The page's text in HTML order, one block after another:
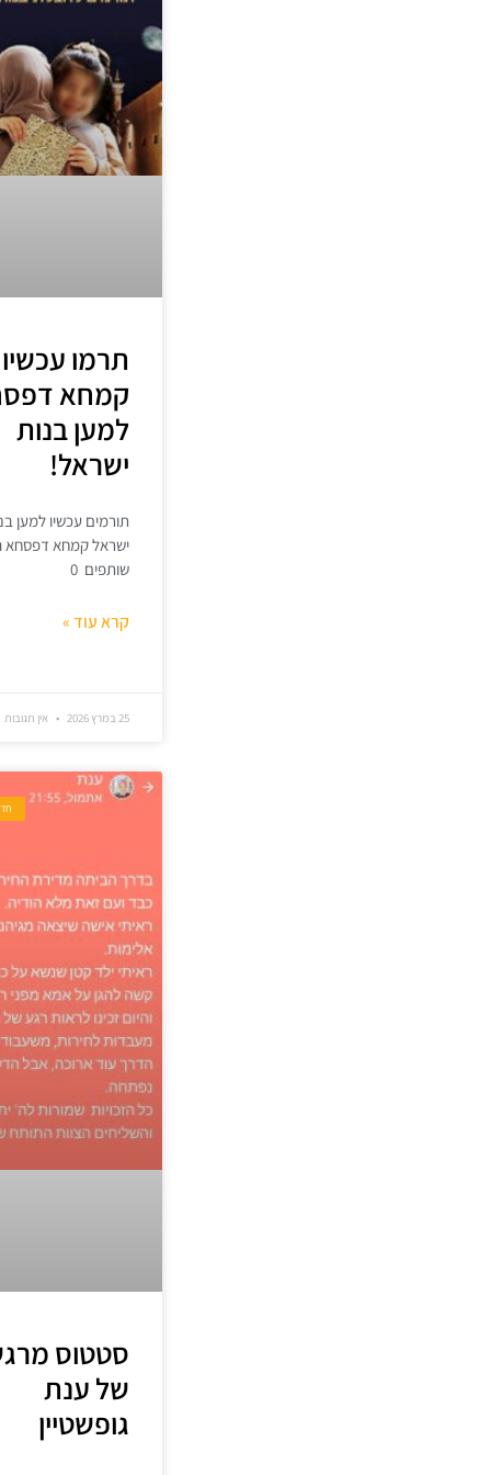
תרמו עכשיו
קמחא
למען בנות
ישראל!
תורמים עכשיו למען
ישראל קמחא דפסחא
שותפים 0
קרא עוד »
25 במרץ 2026 אין תגובות
סטטוס
של ענת
גופשטיין